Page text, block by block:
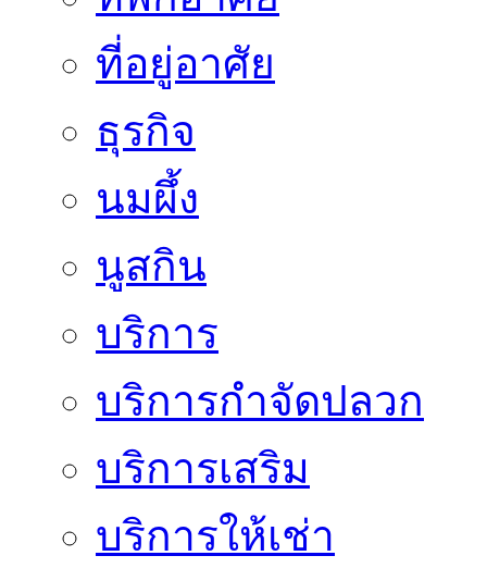
ที่อยู่อาศัย
ธุรกิจ
นมผึ้ง
นูสกิน
บริการ
บริการกำจัดปลวก
บริการเสริม
บริการให้เช่า